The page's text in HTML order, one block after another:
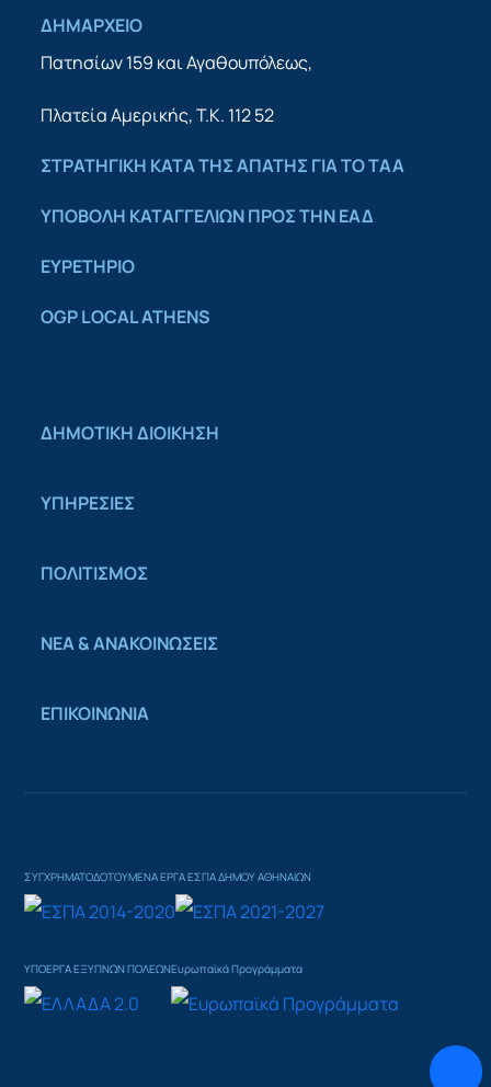
ΔΗΜΑΡΧΕΙΟ
Πατησίων 159 και Αγαθουπόλεως,
Πλατεία Αμερικής, Τ.Κ. 112 52
ΣΤΡΑΤΗΓΙΚΗ ΚΑΤΑ ΤΗΣ ΑΠΑΤΗΣ ΓΙΑ ΤΟ ΤΑΑ
YΠΟΒΟΛΗ ΚΑΤΑΓΓΕΛΙΩΝ ΠΡΟΣ ΤΗΝ ΕΑΔ
ΕΥΡΕΤΗΡΙΟ
OGP LOCAL ATHENS
ΔΗΜΟΤΙΚΗ ΔΙΟΙΚΗΣΗ
ΥΠΗΡΕΣΙΕΣ
ΠΟΛΙΤΙΣΜΟΣ
ΝΕΑ & ΑΝΑΚΟΙΝΩΣΕΙΣ
ΕΠΙΚΟΙΝΩΝΙΑ
ΣΥΓΧΡΗΜΑΤΟΔΟΤΟΥΜΕΝΑ ΕΡΓΑ ΕΣΠΑ ΔΗΜΟΥ ΑΘΗΝΑΙΩΝ
ΥΠΟΕΡΓΑ ΕΞΥΠΝΩΝ ΠΟΛΕΩΝΕυρωπαϊκά Προγράμματα